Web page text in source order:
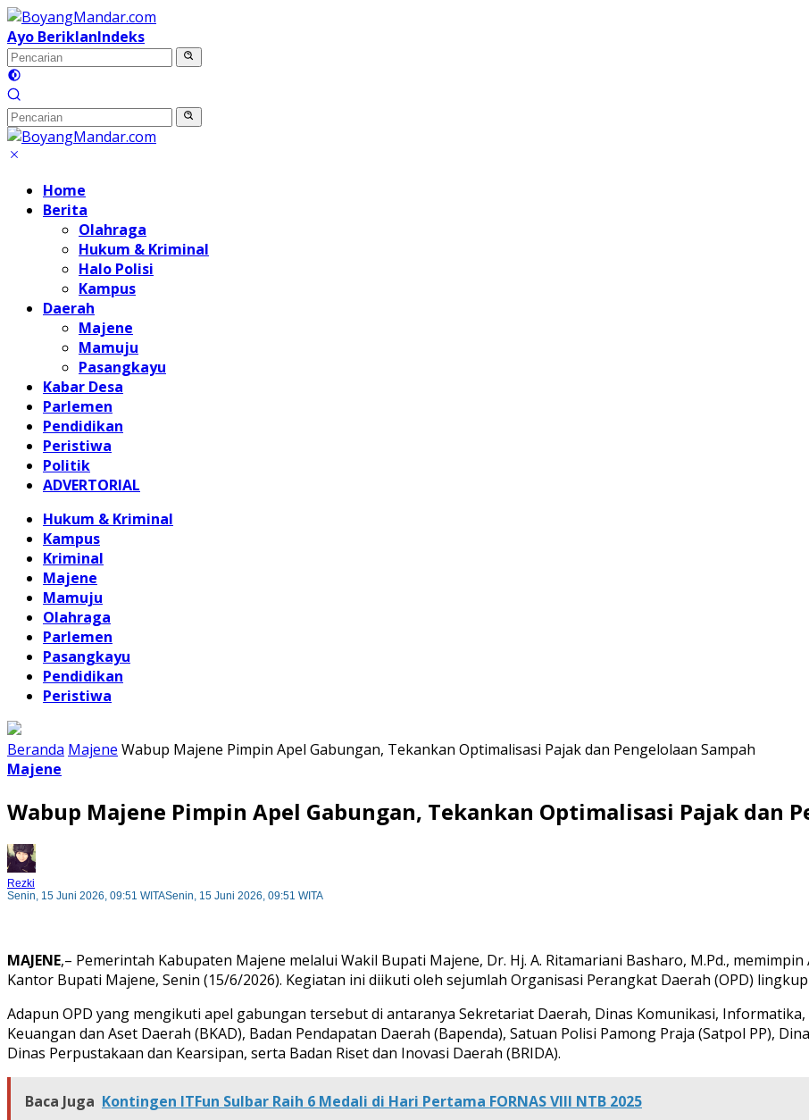
Langsung
ke
konten
Ayo BeriklanIndeks
Home
Berita
Olahraga
Hukum & Kriminal
Halo Polisi
Kampus
Daerah
Majene
Mamuju
Pasangkayu
Kabar Desa
Parlemen
Pendidikan
Peristiwa
Politik
ADVERTORIAL
Hukum & Kriminal
Kampus
Kriminal
Majene
Mamuju
Olahraga
Parlemen
Pasangkayu
Pendidikan
Peristiwa
Beranda Majene Wabup Majene Pimpin Apel Gabungan, Tekankan Optimalisasi Pajak dan Pengelolaan Sampah
Majene
Wabup Majene Pimpin Apel Gabungan, Tekankan Optimalisasi Pajak dan
Rezki
Senin, 15 Juni 2026, 09:51 WITASenin, 15 Juni 2026, 09:51 WITA
MAJENE,– Pemerintah Kabupaten Majene melalui Wakil Bupati Majene, Dr. Hj. A. Ritamariani Basharo, M.Pd.,
Kantor Bupati Majene, Senin (15/6/2026). Kegiatan ini diikuti oleh sejumlah Organisasi Perangkat Daerah (OPD)
Adapun OPD yang mengikuti apel gabungan tersebut di antaranya Sekretariat Daerah, Dinas Komunikasi,
Keuangan dan Aset Daerah (BKAD), Badan Pendapatan Daerah (Bapenda), Satuan Polisi Pamong Praja (Satpol PP),
Dinas Perpustakaan dan Kearsipan, serta Badan Riset dan Inovasi Daerah (BRIDA).
Baca Juga Kontingen ITFun Sulbar Raih 6 Medali di Hari Pertama FORNAS VIII NTB 2025